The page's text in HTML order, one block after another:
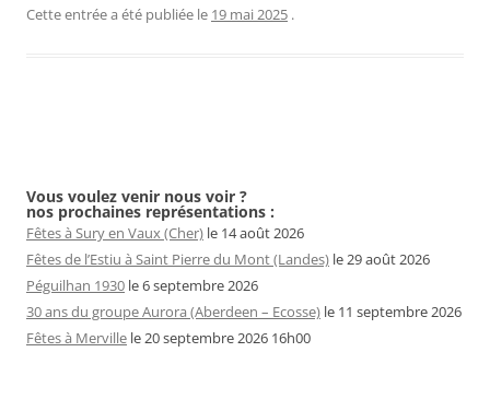
Cette entrée a été publiée le 19 mai 2025 .
articles
Vous voulez venir nous voir ?
nos prochaines représentations :
Fêtes à Sury en Vaux (Cher) le 14 août 2026
Fêtes de l’Estiu à Saint Pierre du Mont (Landes) le 29 août 2026
Péguilhan 1930 le 6 septembre 2026
30 ans du groupe Aurora (Aberdeen – Ecosse) le 11 septembre 2026
Fêtes à Merville le 20 septembre 2026 16h00